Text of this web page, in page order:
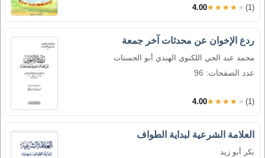
4.00★★★★★ (1)
ردع الإخوان عن محدثات آخر جمعة
محمد عبد الحي اللكنوي الهندي أبو الحسنات
عدد الصفحات: 96
4.00★★★★★ (1)
العلامة الشرعية لبداية الطواف
بكر أبو زيد